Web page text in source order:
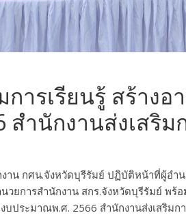
ารเรียนรู้ สร้าง
ำนักงานส่งเสริม
น กศน.จังหวัดบุรีรัมย์ ปฏิบัติหน้าที่ผู้อำ
ยการสำนักงาน สกร.จังหวัดบุรีรัมย์ พ
บประมาณพ.ศ. 2566 สำนักงานส่งเสริ